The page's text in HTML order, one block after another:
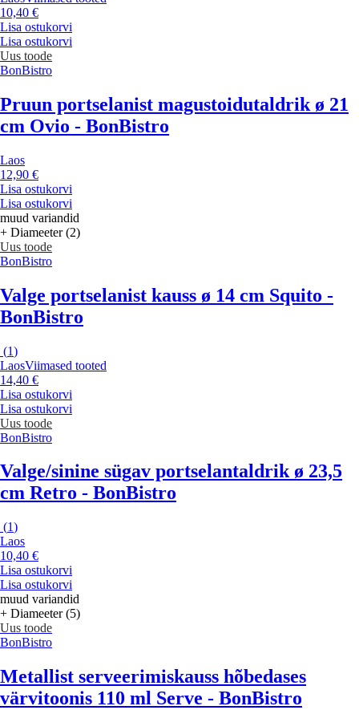
10,40 €
Lisa ostukorvi
Lisa ostukorvi
Uus toode
BonBistro
Pruun portselanist magustoidutaldrik ø 21
cm Ovio - BonBistro
Laos
12,90 €
Lisa ostukorvi
Lisa ostukorvi
muud variandid
+ Diameeter (2)
Uus toode
BonBistro
Valge portselanist kauss ø 14 cm Squito -
BonBistro
(1)
LaosViimased tooted
14,40 €
Lisa ostukorvi
Lisa ostukorvi
Uus toode
BonBistro
Valge/sinine sügav portselantaldrik ø 23,5
cm Retro - BonBistro
(1)
Laos
10,40 €
Lisa ostukorvi
Lisa ostukorvi
muud variandid
+ Diameeter (5)
Uus toode
BonBistro
Metallist serveerimiskauss hõbedases
värvitoonis 110 ml Serve - BonBistro